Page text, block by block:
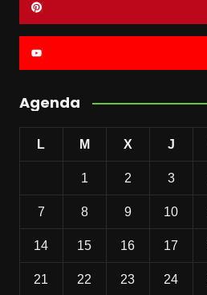
Agenda
L M X J
1 2 3
7 8 9 10
14 15 16 17
21 22 23 24